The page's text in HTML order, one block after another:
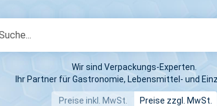
Wir sind Verpackungs-Experten.
Ihr Partner für Gastronomie, Lebensmittel- und
Preise inkl. MwSt. Preise zzgl. MwSt.